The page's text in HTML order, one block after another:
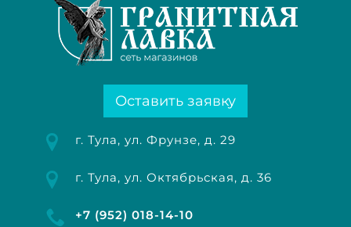
Оставить заявку
г. Тула, ул. Фрунзе, д. 29
г. Тула, ул. Октябрьская, д. 36
+7 (952) 018-14-10